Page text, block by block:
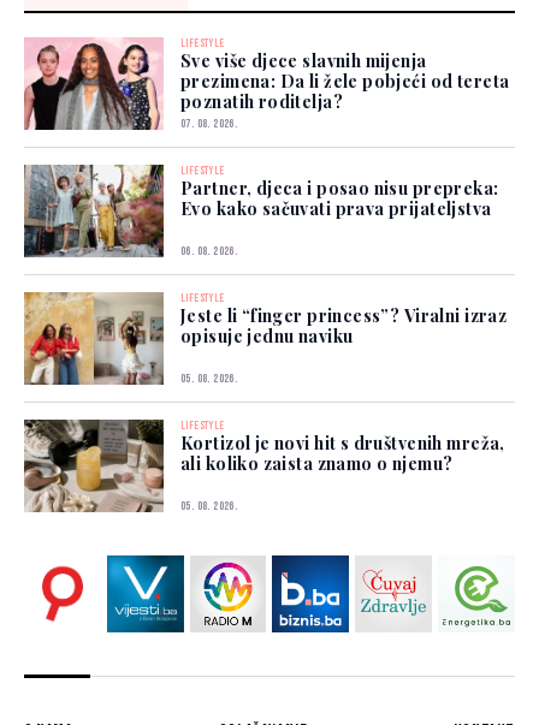
LIFESTYLE
Sve više djece slavnih mijenja
prezimena: Da li žele pobjeći od tereta
poznatih roditelja?
07. 08. 2026.
LIFESTYLE
Partner, djeca i posao nisu prepreka:
Evo kako sačuvati prava prijateljstva
06. 08. 2026.
LIFESTYLE
Jeste li “finger princess”? Viralni izraz
opisuje jednu naviku
05. 08. 2026.
LIFESTYLE
Kortizol je novi hit s društvenih mreža,
ali koliko zaista znamo o njemu?
05. 08. 2026.